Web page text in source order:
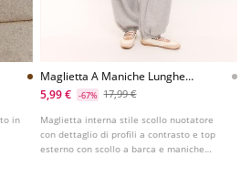
in
Maglietta A Maniche Lunghe
Con Sovrapposizione
5,99 € -67% 17,99 €
Maglietta interna stile scollo nuotatore
con dettaglio di profili a contrasto e top
esterno con scollo a barca e maniche